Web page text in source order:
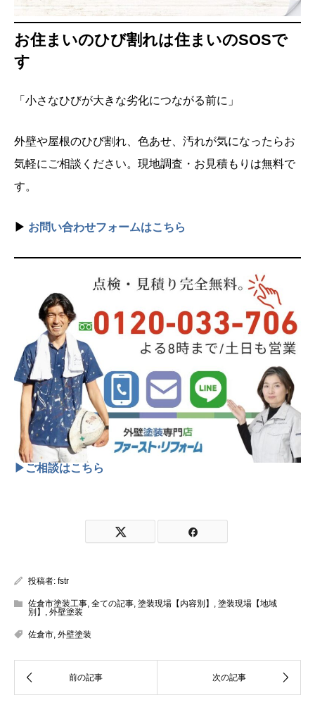
お住まいのひび割れは住まいのSOSで
す
「小さなひびが大きな劣化につながる前に」
外壁や屋根のひび割れ、色あせ、汚れが気になったらお
気軽にご相談ください。現地調査・お見積もりは無料で
す。
▶ お問い合わせフォームはこちら
▶ご相談はこちら
投稿者: fstr
佐倉市塗装工事, 全ての記事, 塗装現場【内容別】 , 塗装現場【地域
別】 , 外壁塗装
佐倉市, 外壁塗装